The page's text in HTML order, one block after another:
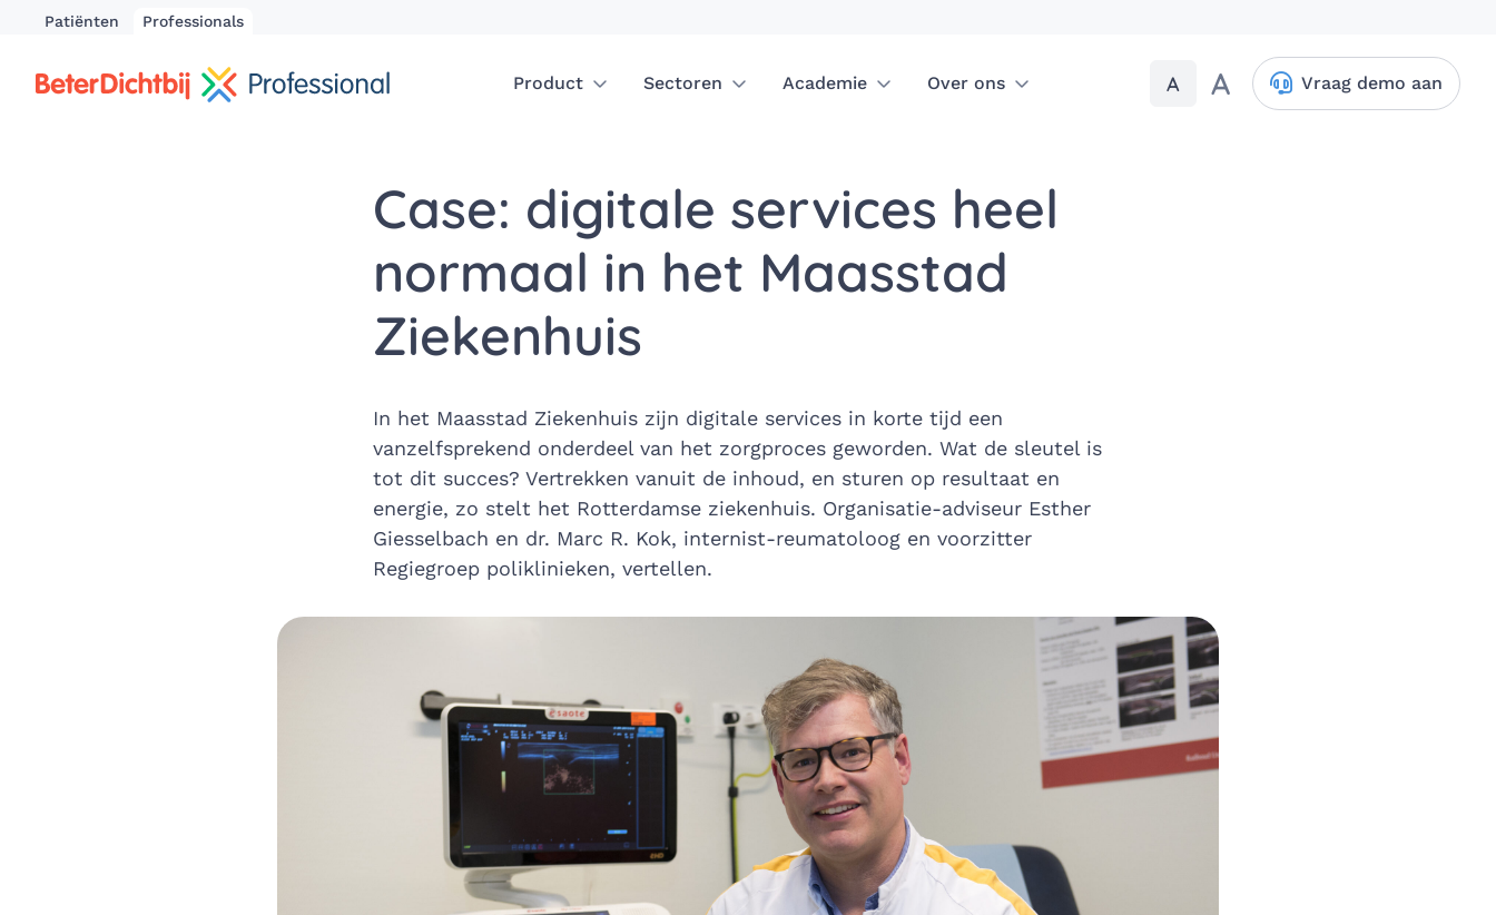
Patiënten Professionals
Product Sectoren Academie Over ons A A Vraag demo aan
Case: digitale services heel
normaal in het Maasstad
Ziekenhuis
In het Maasstad Ziekenhuis zijn digitale services in korte tijd een
vanzelfsprekend onderdeel van het zorgproces geworden. Wat de sleutel is
tot dit succes? Vertrekken vanuit de inhoud, en sturen op resultaat en
energie, zo stelt het Rotterdamse ziekenhuis. Organisatie-adviseur Esther
Giesselbach en dr. Marc R. Kok, internist-reumatoloog en voorzitter
Regiegroep poliklinieken, vertellen.